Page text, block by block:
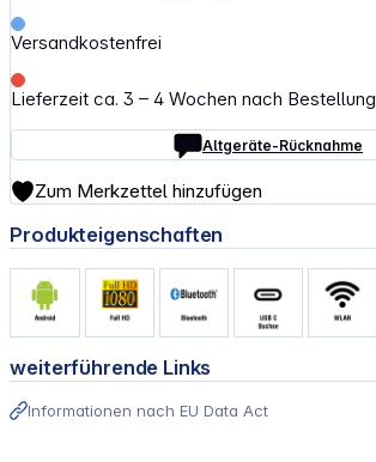
Versandkostenfrei
Lieferzeit ca. 3 – 4 Wochen nach Bestellung
Altgeräte-Rücknahme
Zum Merkzettel hinzufügen
Produkteigenschaften
weiterführende Links
Informationen nach EU Data Act